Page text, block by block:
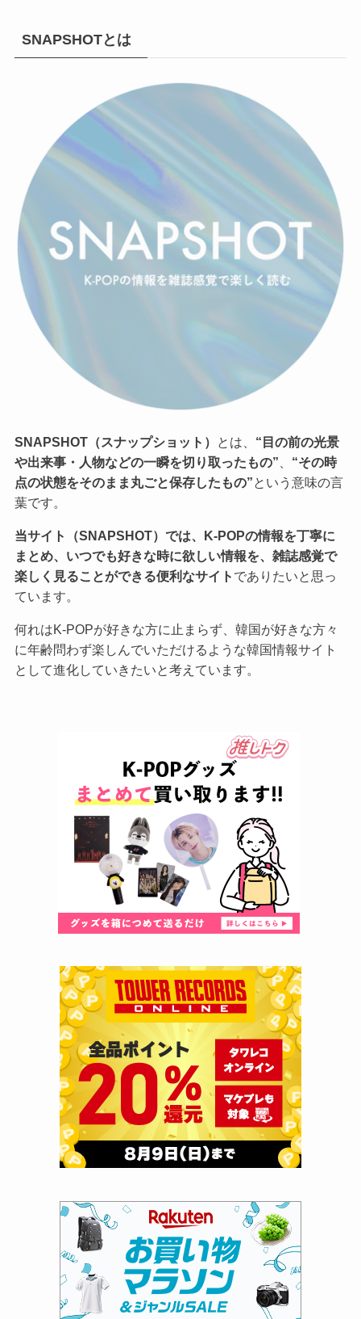
SNAPSHOTとは
SNAPSHOT（スナップショット） とは、 “目の前の光景
や出来事・人物などの一瞬を切り取ったもの”
“その時
点の状態をそのまま丸ごと保存したもの” という意味の言
葉です。
当サイト（SNAPSHOT）では、K-POPの情報を丁寧に
まとめ、いつでも好きな時に欲しい情報を、雑誌感覚で
楽しく見ることができる便利なサイト でありたいと思っ
ています。
何れはK-POPが好きな方に止まらず、韓国が好きな方々
に年齢問わず楽しんでいただけるような韓国情報サイト
として進化していきたいと考えています。